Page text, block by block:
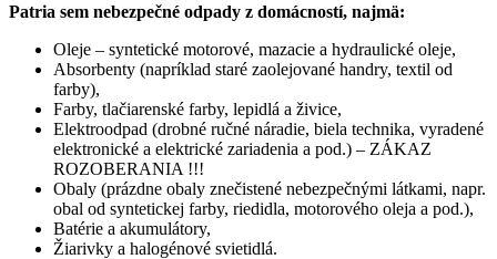
Patria sem nebezpečné odpady z domácností, najmä:
Oleje – syntetické motorové, mazacie a hydraulické oleje,
Absorbenty (napríklad staré zaolejované handry, textil od
farby),
Farby, tlačiarenské farby, lepidlá a živice,
Elektroodpad (drobné ručné náradie, biela technika, vyradené
elektronické a elektrické zariadenia a pod.) – ZÁKAZ
ROZOBERANIA !!!
Obaly (prázdne obaly znečistené nebezpečnými látkami, napr.
obal od syntetickej farby, riedidla, motorového oleja a pod.),
Batérie a akumulátory,
Žiarivky a halogénové svietidlá.